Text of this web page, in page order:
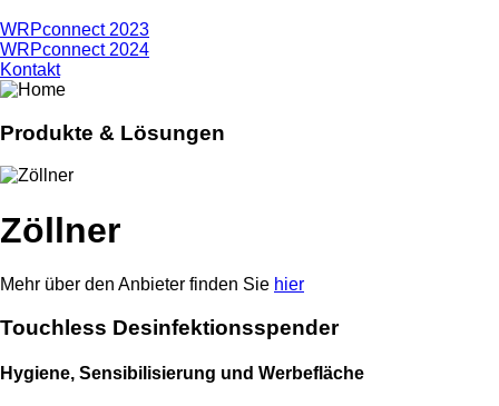
WRPconnect 2023
WRPconnect 2024
Kontakt
Produkte & Lösungen
Zöllner
Mehr über den Anbieter finden Sie hier
Touchless Desinfektions­spender
Hygiene, Sensibilisierung und Werbefläche